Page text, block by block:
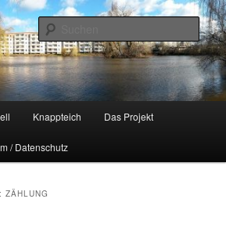
Yorckgebiet
Knappteich Das Projekt
/ Datenschutz
ZÄHLUNG